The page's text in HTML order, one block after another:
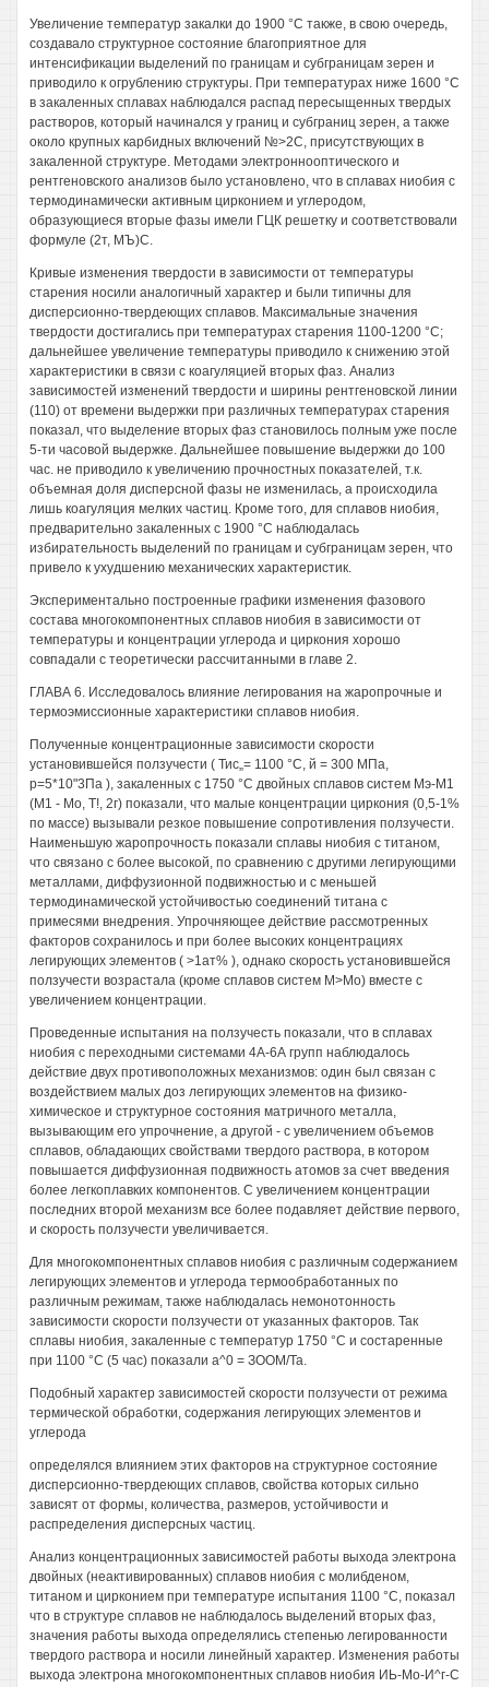
Увеличение температур закалки до 1900 °С также, в свою очередь,
создавало структурное состояние благоприятное для
интенсификации выделений по границам и субграницам зерен и
приводило к огрублению структуры. При температурах ниже 1600 °С
в закаленных сплавах наблюдался распад пересыщенных твердых
растворов, который начинался у границ и субграниц зерен, а также
около крупных карбидных включений №>2С, присутствующих в
закаленной структуре. Методами электроннооптического и
рентгеновского анализов было установлено, что в сплавах ниобия с
термодинамически активным цирконием и углеродом,
образующиеся вторые фазы имели ГЦК решетку и соответствовали
формуле (2т, МЪ)С.
Кривые изменения твердости в зависимости от температуры
старения носили аналогичный характер и были типичны для
дисперсионно-твердеющих сплавов. Максимальные значения
твердости достигались при температурах старения 1100-1200 °С;
дальнейшее увеличение температуры приводило к снижению этой
характеристики в связи с коагуляцией вторых фаз. Анализ
зависимостей изменений твердости и ширины рентгеновской линии
(110) от времени выдержки при различных температурах старения
показал, что выделение вторых фаз становилось полным уже после
5-ти часовой выдержке. Дальнейшее повышение выдержки до 100
час. не приводило к увеличению прочностных показателей, т.к.
объемная доля дисперсной фазы не изменилась, а происходила
лишь коагуляция мелких частиц. Кроме того, для сплавов ниобия,
предварительно закаленных с 1900 °С наблюдалась
избирательность выделений по границам и субграницам зерен, что
привело к ухудшению механических характеристик.
Экспериментально построенные графики изменения фазового
состава многокомпонентных сплавов ниобия в зависимости от
температуры и концентрации углерода и циркония хорошо
совпадали с теоретически рассчитанными в главе 2.
ГЛАВА 6. Исследовалось влияние легирования на жаропрочные и
термоэмиссионные характеристики сплавов ниобия.
Полученные концентрационные зависимости скорости
установившейся ползучести ( Тис„= 1100 °С, й = 300 МПа,
р=5*10"3Па ), закаленных с 1750 °С двойных сплавов систем Мэ-М1
(М1 - Мо, Т!, 2г) показали, что малые концентрации циркония (0,5-1%
по массе) вызывали резкое повышение сопротивления ползучести.
Наименьшую жаропрочность показали сплавы ниобия с титаном,
что связано с более высокой, по сравнению с другими легирующими
металлами, диффузионной подвижностью и с меньшей
термодинамической устойчивостью соединений титана с
примесями внедрения. Упрочняющее действие рассмотренных
факторов сохранилось и при более высоких концентрациях
легирующих элементов ( >1ат% ), однако скорость установившейся
ползучести возрастала (кроме сплавов систем М>Мо) вместе с
увеличением концентрации.
Проведенные испытания на ползучесть показали, что в сплавах
ниобия с переходными системами 4А-6А групп наблюдалось
действие двух противоположных механизмов: один был связан с
воздействием малых доз легирующих элементов на физико-
химическое и структурное состояния матричного металла,
вызывающим его упрочнение, а другой - с увеличением объемов
сплавов, обладающих свойствами твердого раствора, в котором
повышается диффузионная подвижность атомов за счет введения
более легкоплавких компонентов. С увеличением концентрации
последних второй механизм все более подавляет действие первого,
и скорость ползучести увеличивается.
Для многокомпонентных сплавов ниобия с различным содержанием
легирующих элементов и углерода термообработанных по
различным режимам, также наблюдалась немонотонность
зависимости скорости ползучести от указанных факторов. Так
сплавы ниобия, закаленные с температур 1750 °С и состаренные
при 1100 °С (5 час) показали а^0 = ЗООМ/Та.
Подобный характер зависимостей скорости ползучести от режима
термической обработки, содержания легирующих элементов и
углерода
определялся влиянием этих факторов на структурное состояние
дисперсионно-твердеющих сплавов, свойства которых сильно
зависят от формы, количества, размеров, устойчивости и
распределения дисперсных частиц.
Анализ концентрационных зависимостей работы выхода электрона
двойных (неактивированных) сплавов ниобия с молибденом,
титаном и цирконием при температуре испытания 1100 °С, показал
что в структуре сплавов не наблюдалось выделений вторых фаз,
значения работы выхода определялись степенью легированности
твердого раствора и носили линейный характер. Изменения работы
выхода электрона многокомпонентных сплавов ниобия ИЬ-Мо-И^г-С